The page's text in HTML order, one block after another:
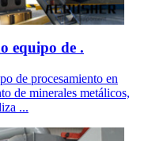
equipo de .
de procesamiento en
de minerales metálicos,
...